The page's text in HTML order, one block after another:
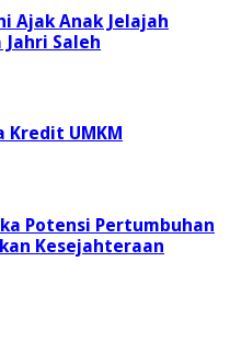
Ajak Anak Jelajah
Saleh
Kredit UMKM
Potensi Pertumbuhan
Kesejahteraan